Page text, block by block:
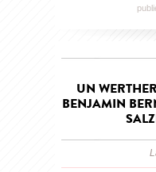
UN
BENJAMIN